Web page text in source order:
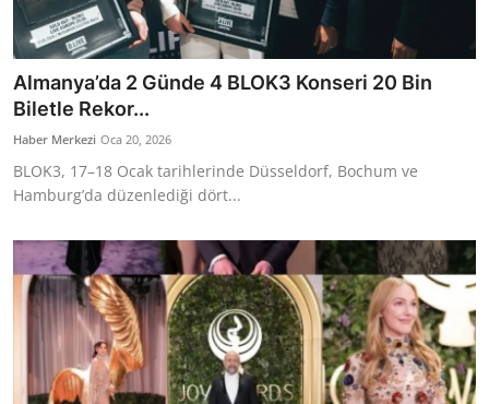
Almanya’da 2 Günde 4 BLOK3 Konseri 20 Bin
Biletle Rekor...
Haber Merkezi Oca 20, 2026
BLOK3, 17–18 Ocak tarihlerinde Düsseldorf, Bochum ve
Hamburg’da düzenlediği dört...